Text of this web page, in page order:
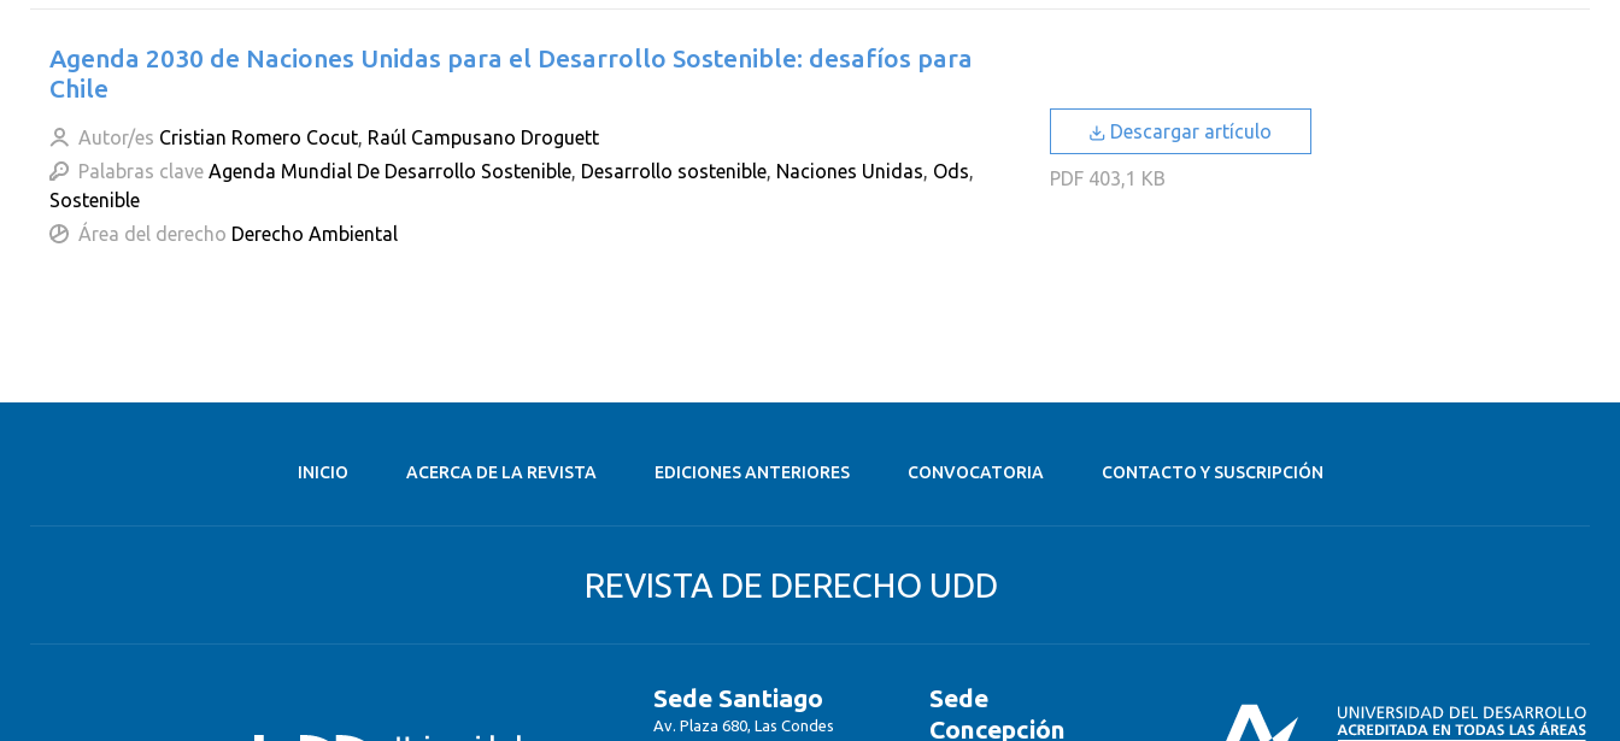
Agenda 2030 de Naciones Unidas para el Desarrollo Sostenible: desafíos para
Chile
Autor/es Cristian Romero Cocut, Raúl Campusano Droguett
Palabras clave Agenda Mundial De Desarrollo Sostenible, Desarrollo sostenible, Naciones Unidas, Ods,
Sostenible
Área del derecho Derecho Ambiental
Descargar artículo
PDF403,1 KB
INICIO ACERCA DE LA REVISTA EDICIONES ANTERIORES CONVOCATORIA CONTACTO Y SUSCRIPCIÓN
REVISTA DE DERECHO UDD
Sede Santiago
Av. Plaza 680, Las Condes
Sede
Concepción